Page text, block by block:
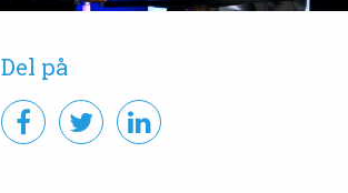
Del på